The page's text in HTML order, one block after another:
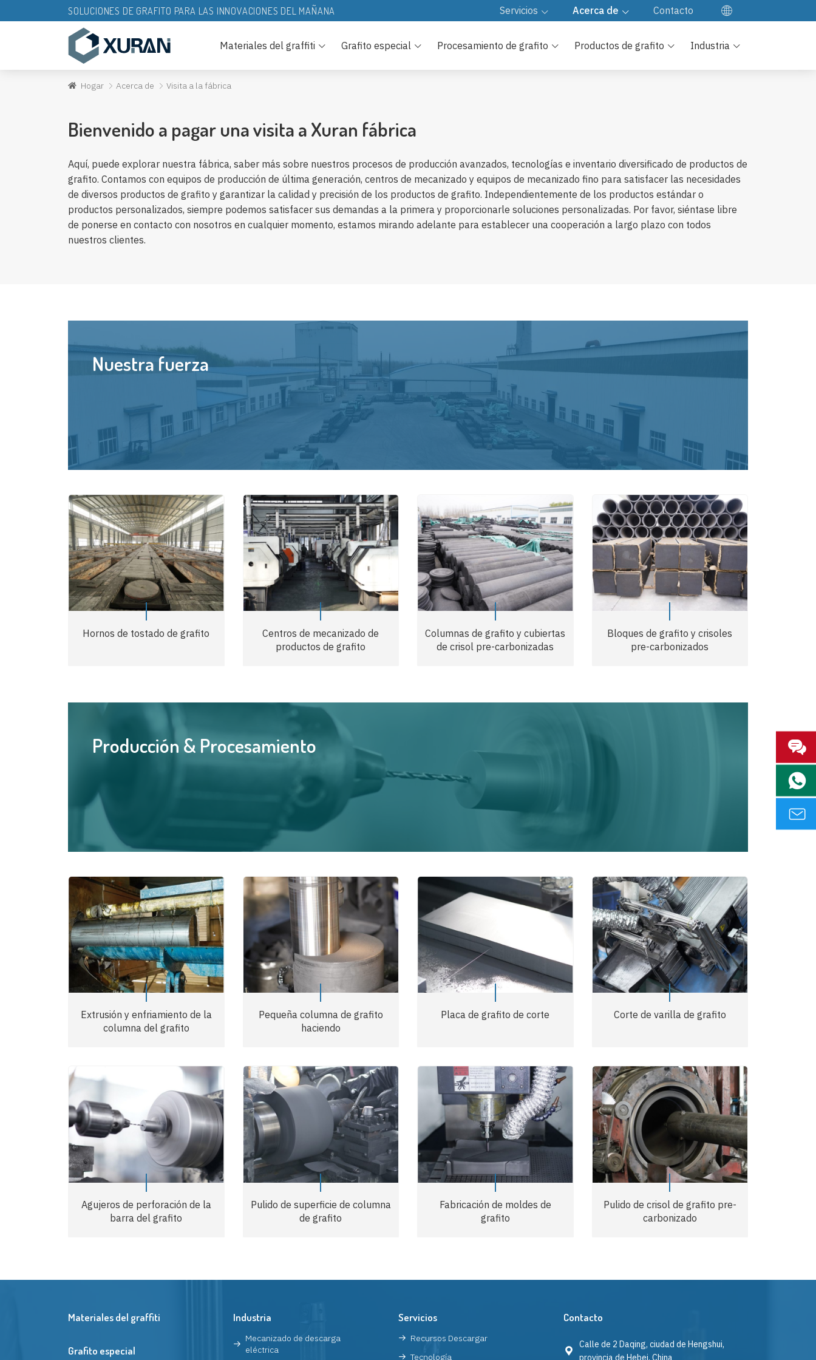
SOLUCIONES DE GRAFITO PARA LAS INNOVACIONES DEL MAÑANA Servicios Acerca de
Contacto
FR
DE
Materiales del graffiti Grafito especial Procesamiento de grafito Productos de grafito Industria
Hogar Acerca de Visita a la fábrica
Bienvenido a pagar una visita a Xuran fábrica
Aquí, puede explorar nuestra fábrica, saber más sobre nuestros procesos de producción avanzados, tecnologías e inventario diversificado de productos de
grafito. Contamos con equipos de producción de última generación, centros de mecanizado y equipos de mecanizado fino para satisfacer las necesidades
de diversos productos de grafito y garantizar la calidad y precisión de los productos de grafito. Independientemente de los productos estándar o
productos personalizados, siempre podemos satisfacer sus demandas a la primera y proporcionarle soluciones personalizadas. Por favor, siéntase libre
de ponerse en contacto con nosotros en cualquier momento, estamos mirando adelante para establecer una cooperación a largo plazo con todos
nuestros clientes.
Nuestra fuerza
Hornos de tostado de grafito
Centros de mecanizado de
productos de grafito
Columnas de grafito y cubiertas
de crisol pre-carbonizadas
Bloques de grafito y crisoles
pre-carbonizados
Producción & Procesamiento
Extrusión y enfriamiento de la
columna del grafito
Pequeña columna de grafito
haciendo
Placa de grafito de corte Corte de varilla de grafito
Agujeros de perforación de la
barra del grafito
Pulido de superficie de columna
de grafito
Fabricación de moldes de
grafito
Pulido de crisol de grafito pre-
carbonizado
Materiales del graffiti
Grafito especial
Industria
Mecanizado de descarga
eléctrica
Servicios
Recursos Descargar
Tecnología
Contacto
Calle de 2 Daqing, ciudad de Hengshui,
provincia de Hebei, China